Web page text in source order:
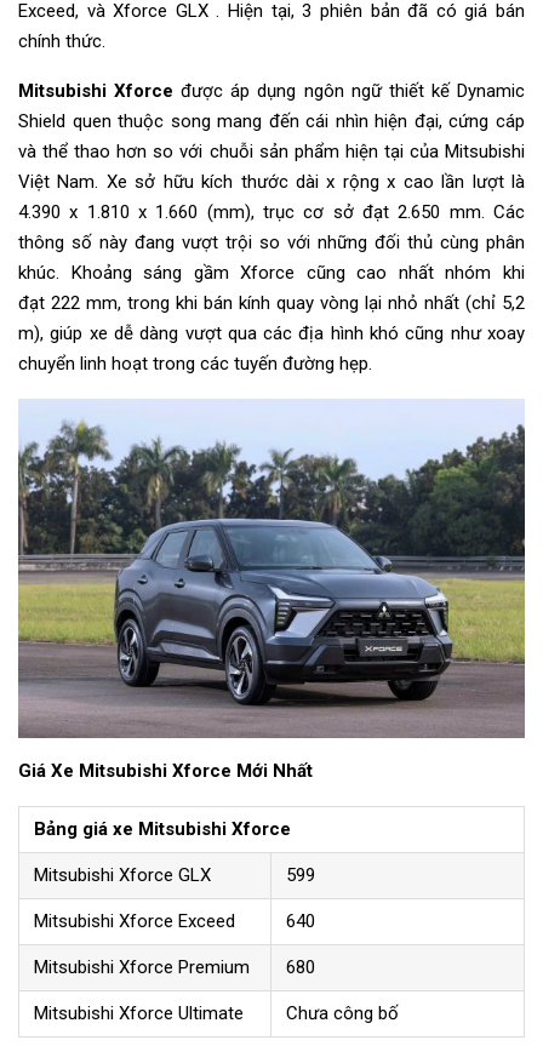
Exceed, và Xforce GLX . Hiện tại, 3 phiên bản đã có giá bán
chính thức.
Mitsubishi Xforce được áp dụng ngôn ngữ thiết kế Dynamic
Shield quen thuộc song mang đến cái nhìn hiện đại, cứng cáp
và thể thao hơn so với chuỗi sản phẩm hiện tại của Mitsubishi
Việt Nam. Xe sở hữu kích thước dài x rộng x cao lần lượt là
4.390 x 1.810 x 1.660 (mm), trục cơ sở đạt 2.650 mm. Các
thông số này đang vượt trội so với những đối thủ cùng phân
khúc. Khoảng sáng gầm Xforce cũng cao nhất nhóm khi
đạt 222 mm, trong khi bán kính quay vòng lại nhỏ nhất (chỉ 5,2
m), giúp xe dễ dàng vượt qua các địa hình khó cũng như xoay
chuyển linh hoạt trong các tuyến đường hẹp.
Giá Xe Mitsubishi Xforce Mới Nhất
Bảng giá xe Mitsubishi Xforce
Mitsubishi Xforce GLX 599
Mitsubishi Xforce Exceed 640
Mitsubishi Xforce Premium 680
Mitsubishi Xforce Ultimate Chưa công bố